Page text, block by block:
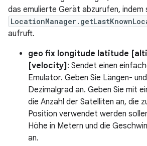
das emulierte Gerät abzurufen, indem
aufruft.
geo fix longitude latitude
[velocity] : Sendet einen
Emulator. Geben Sie Längen-
Dezimalgrad an. Geben Sie mit
die Anzahl der Satelliten an, die
Position verwendet werden
Höhe in Metern und die
an.